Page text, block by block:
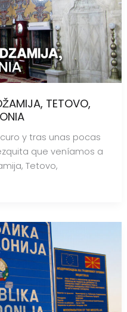
TETOVO,
y tras unas pocas
que veníamos a
Tetovo,